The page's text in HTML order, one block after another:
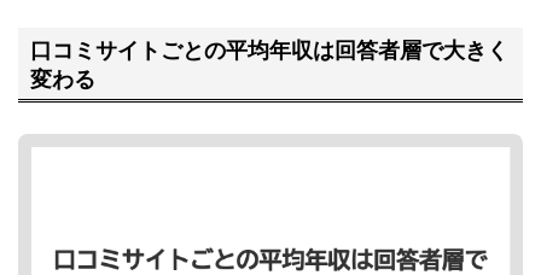
口コミサイトごとの平均年収は回答者層で大きく
変わる